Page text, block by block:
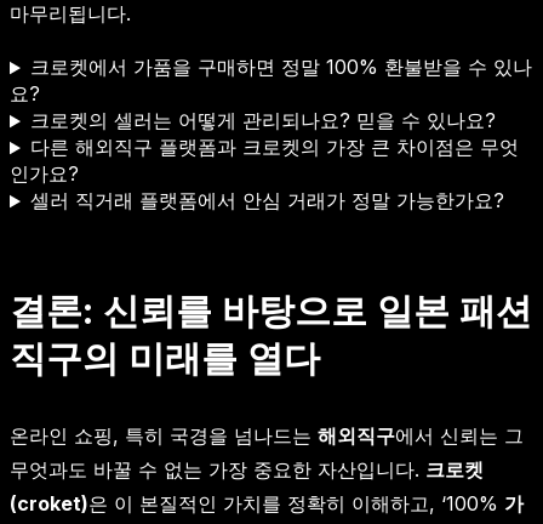
마무리됩니다.
크로켓에서 가품을 구매하면 정말 100% 환불받을 수 있나
요?
크로켓의 셀러는 어떻게 관리되나요? 믿을 수 있나요?
다른 해외직구 플랫폼과 크로켓의 가장 큰 차이점은 무엇
인가요?
셀러 직거래 플랫폼에서 안심 거래가 정말 가능한가요?
결론: 신뢰를 바탕으로 일본 패션
직구의 미래를 열다
온라인 쇼핑, 특히 국경을 넘나드는 해외직구에서 신뢰는 그
무엇과도 바꿀 수 없는 가장 중요한 자산입니다. 크로켓
(croket)은 이 본질적인 가치를 정확히 이해하고, ‘100% 가